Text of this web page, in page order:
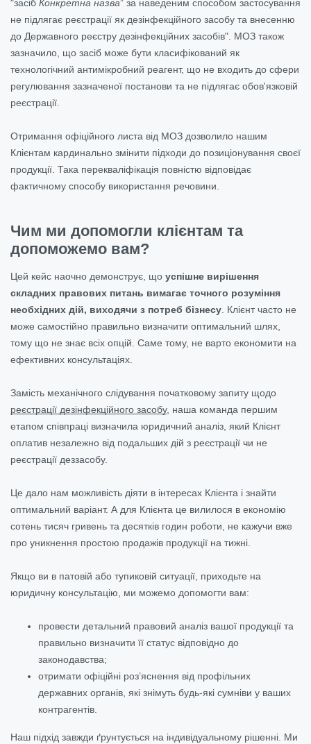
"засіб Конкретна назва” за наведеним способом застосування
не підлягає реєстрації як дезінфекційного засобу та внесенню
до Державного реєстру дезінфекційних засобів". МОЗ також
зазначило, що засіб може бути класифікований як
технологічний антимікробний реагент, що не входить до сфери
регулювання зазначеної постанови та не підлягає обов'язковій
реєстрації.
Отримання офіційного листа від МОЗ дозволило нашим
Клієнтам кардинально змінити підходи до позиціонування своєї
продукції. Така перекваліфікація повністю відповідає
фактичному способу використання речовини.
Чим ми допомогли клієнтам та
допоможемо вам?
Цей кейс наочно демонструє, що успішне вирішення
складних правових питань вимагає точного розуміння
необхідних дій, виходячи з потреб бізнесу . Клієнт часто не
може самостійно правильно визначити оптимальний шлях,
тому що не знає всіх опцій. Саме тому, не варто економити на
ефективних консультаціях.
Замість механічного слідування початковому запиту щодо
реєстрації дезінфекційного засобу, наша команда першим
етапом співпраці визначила юридичний аналіз, який Клієнт
оплатив незалежно від подальших дій з реєстрації чи не
реєстрації деззасобу.
Це дало нам можливість діяти в інтересах Клієнта і знайти
оптимальний варіант. А для Клієнта це вилилося в економію
сотень тисяч гривень та десятків годин роботи, не кажучи вже
про уникнення простою продажів продукції на тижні.
Якщо ви в патовій або тупиковій ситуації, приходьте на
юридичну консультацію, ми можемо допомогти вам:
провести детальний правовий аналіз вашої продукції та
правильно визначити її статус відповідно до
законодавства;
отримати офіційні роз’яснення від профільних
державних органів, які знімуть будь-які сумніви у ваших
контрагентів.
Наш підхід завжди ґрунтується на індивідуальному рішенні. Ми